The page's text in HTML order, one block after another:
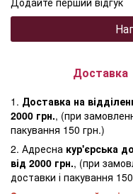
Доставка
1. Доставка на
2000 грн., (при
пакування 150 грн.)
2. Адресна кур'єрська
від 2000 грн., (при
доставки і пакування